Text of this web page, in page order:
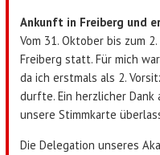
Ankunft in Freiberg und
Vom 31. Oktober bis zum
Freiberg statt. Für mich
da ich erstmals als 2.
durfte. Ein herzlicher Dank
unsere Stimmkarte
Die Delegation unseres